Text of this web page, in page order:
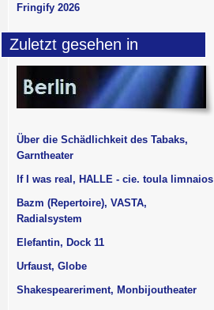
Fringify 2026
Zuletzt gesehen in
Über die Schädlichkeit des Tabaks,
Garntheater
If I was real, HALLE - cie. toula limnaios
Bazm (Repertoire), VASTA,
Radialsystem
Elefantin, Dock 11
Urfaust, Globe
Shakespeareriment, Monbijoutheater